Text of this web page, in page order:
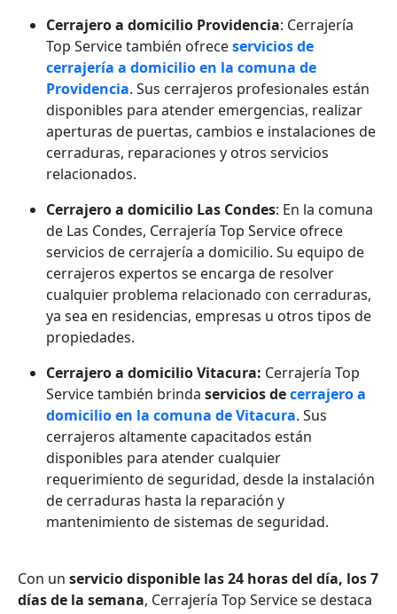
Cerrajero a domicilio Providencia: Cerrajería
Top Service también ofreceservicios de
cerrajería a domicilio en la comuna de
Providencia. Sus cerrajeros profesionales están
disponibles para atender emergencias, realizar
aperturas de puertas, cambios e instalaciones de
cerraduras, reparaciones y otros servicios
relacionados.
Cerrajero a domicilio Las Condes: En la comuna
de Las Condes, Cerrajería Top Service ofrece
servicios de cerrajería a domicilio. Su equipo de
cerrajeros expertos se encarga de resolver
cualquier problema relacionado con cerraduras,
ya sea en residencias, empresas u otros tipos de
propiedades.
Cerrajero a domicilio Vitacura: Cerrajería Top
Service también brinda servicios decerrajero a
domicilio en la comuna de Vitacura. Sus
cerrajeros altamente capacitados están
disponibles para atender cualquier
requerimiento de seguridad, desde la instalación
de cerraduras hasta la reparación y
mantenimiento de sistemas de seguridad.
Con un servicio disponible las 24 horas del día, los 7
días de la semana, Cerrajería Top Service se destaca